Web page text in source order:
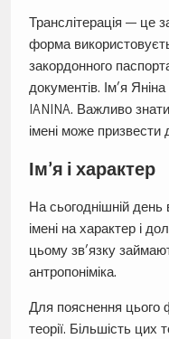
Транслітерація — це
форма
закордонного
документів. Ім’я
IANINA. Важливо
імені може призвести
Ім’я і характер
На сьогоднішній
імені на характер і
цьому зв’язку
антропоніміка.
Для пояснення цього
теорії. Більшість цих